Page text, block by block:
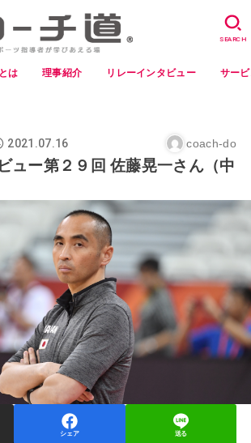
は 理事紹介 リレーインタビュー サー
SEARCH
2021.07.16 coach-do
ュー第２９回 佐藤晃一さん（中
シェア 送る